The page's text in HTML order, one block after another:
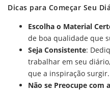
Dicas para Começar Seu
Escolha o Material
de boa qualidade que
Seja Consistente:
trabalhar em seu
que a inspiração surgir.
Não se Preocupe com